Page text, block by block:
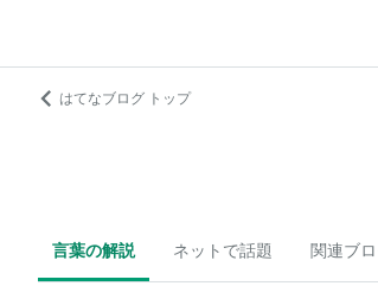
はてなブログ トップ
言葉の解説 ネットで話題 関連ブ